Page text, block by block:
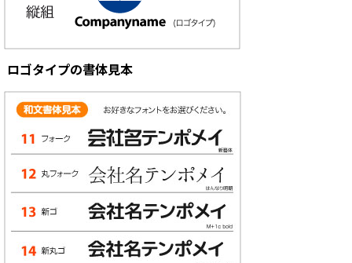
ロゴタイプの書体見本